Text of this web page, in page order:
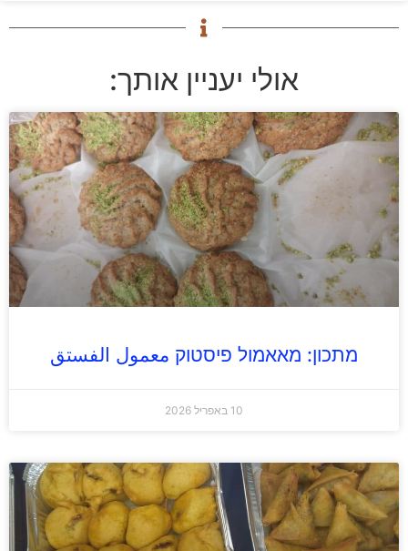
אולי יעניין אותך:
מתכון: מאאמול פיסטוק معمول الفستق
10 באפריל 2026